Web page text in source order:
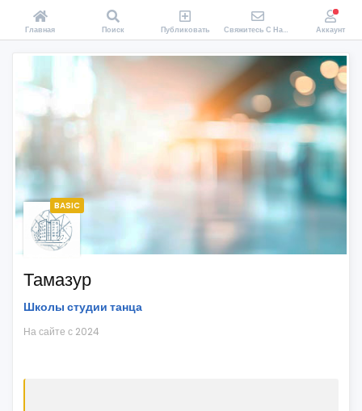
BASIC
Тамазур
Школы студии танца
На сайте с 2024
Главная Поиск Публиковать Свяжитесь С Нами Аккаунт